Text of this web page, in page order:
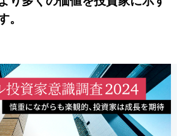
。